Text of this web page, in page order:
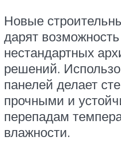
Новые
дарят
нестандартных
решений.
панелей делает
прочными и
перепадам
влажности.